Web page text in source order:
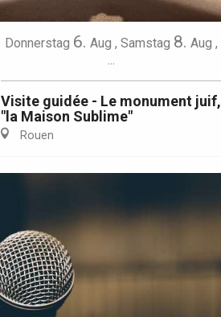
Donnerstag 6. Aug , Samstag 8. Aug ,
...
Visite guidée - Le monument juif,
"la Maison Sublime"
Rouen